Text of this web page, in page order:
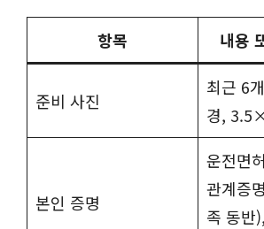
항목 내용
준비 사진
최근 6
경,
본인 증명
운전면
관계증
족 동반